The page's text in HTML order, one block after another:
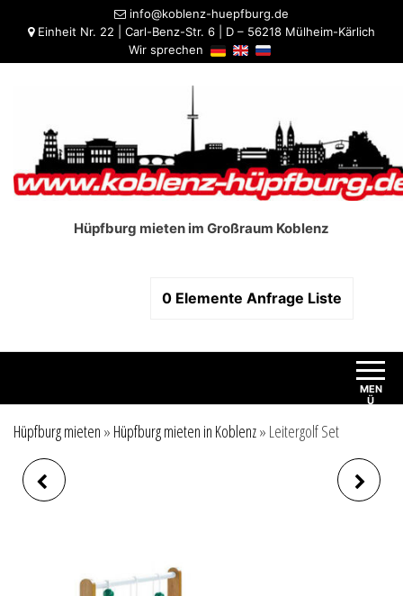
info@koblenz-huepfburg.de
Einheit Nr. 22 | Carl-Benz-Str. 6 | D – 56218 Mülheim-Kärlich
Wir sprechen
Hüpfburg mieten im Großraum Koblenz
0 Elemente Anfrage Liste
MEN
Ü
Hüpfburg mieten » Hüpfburg mieten in Koblenz» Leitergolf Set